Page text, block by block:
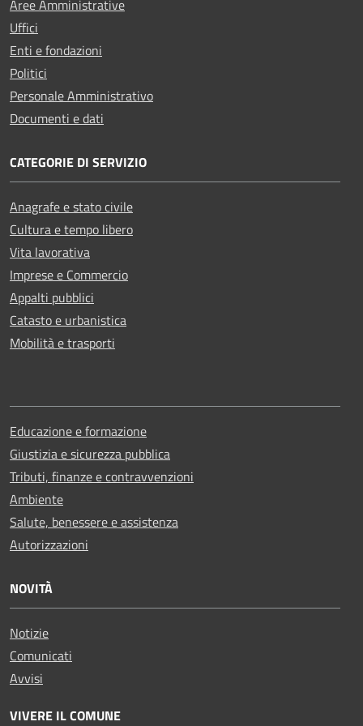
Aree Amministrative
Uffici
Enti e fondazioni
Politici
Personale Amministrativo
Documenti e dati
CATEGORIE DI SERVIZIO
Anagrafe e stato civile
Cultura e tempo libero
Vita lavorativa
Imprese e Commercio
Appalti pubblici
Catasto e urbanistica
Mobilità e trasporti
Educazione e formazione
Giustizia e sicurezza pubblica
Tributi, finanze e contravvenzioni
Ambiente
Salute, benessere e assistenza
Autorizzazioni
NOVITÀ
Notizie
Comunicati
Avvisi
VIVERE IL COMUNE